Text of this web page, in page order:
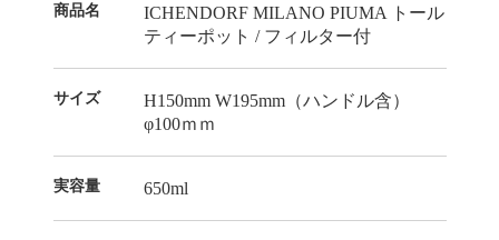
商品名
ICHENDORF MILANO PIUMA トール
ティーポット / フィルター付
サイズ
H150mm W195mm（ハンドル含）
φ100ｍｍ
実容量 650ml